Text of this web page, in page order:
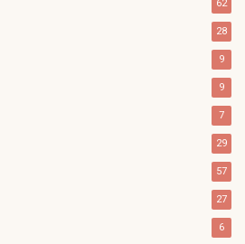
62
28
9
9
7
29
57
27
6